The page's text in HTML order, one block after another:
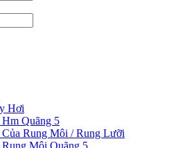
Hơi
Quãng 5
Rung Môi / Rung Lưỡi
Môi Quãng 5